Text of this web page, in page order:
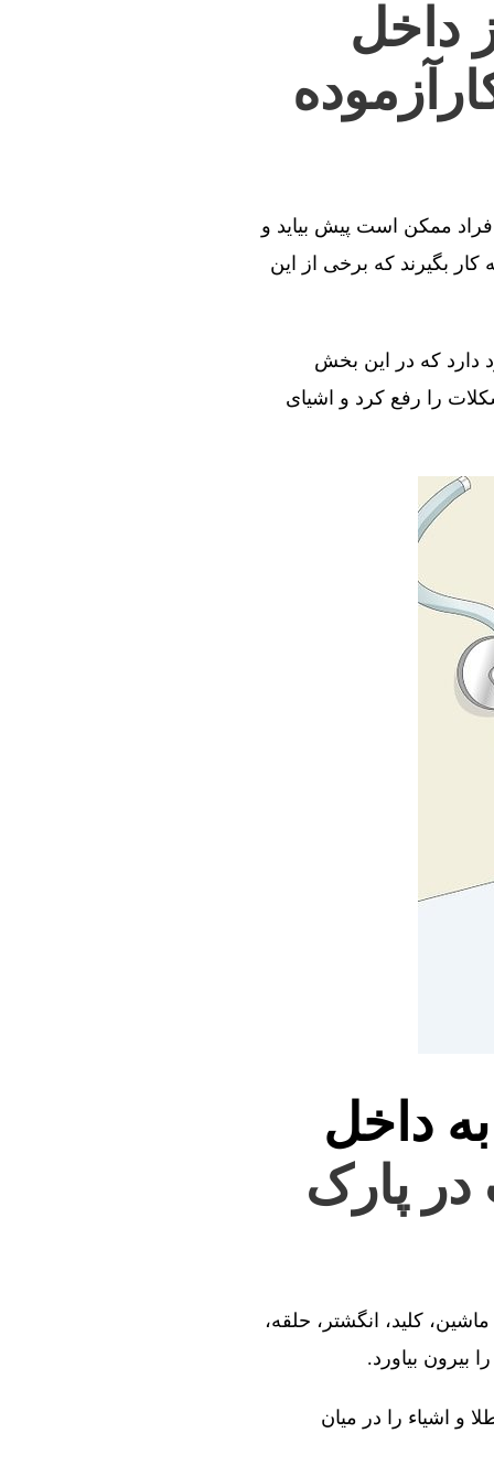
داخل
ممکن است پیش بیاید و
بگیرند که برخی از این
دارد که در این بخش
را رفع کرد و اشیای
داخل
در پارک
کلید، انگشتر، حلقه،
بیرون بیاورد.
و اشیاء را در میان